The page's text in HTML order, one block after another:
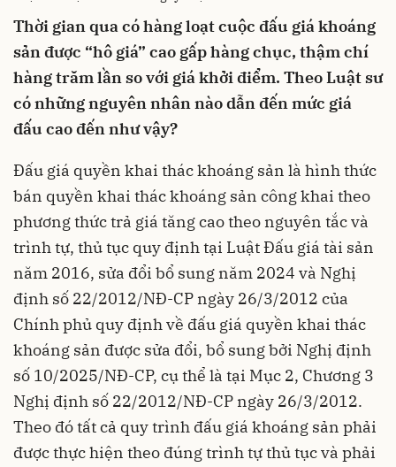
Thời gian qua có hàng loạt cuộc đấu giá khoáng
sản được “hô giá” cao gấp hàng chục, thậm chí
hàng trăm lần so với giá khởi điểm. TheoLuật sư
có những nguyên nhân nào dẫn đến mức giá
đấu cao đến như vậy?
Đấu giá quyền khai thác khoáng sản là hình thức
bán quyền khai thác khoáng sản công khai theo
phương thức trả giá tăng cao theo nguyên tắc và
trình tự, thủ tục quy định tại Luật Đấu giá tài sản
năm 2016, sửa đổi bổ sung năm 2024 và Nghị
định số 22/2012/NĐ-CP ngày 26/3/2012 của
Chính phủ quy định về đấu giá quyền khai thác
khoáng sản được sửa đổi, bổ sung bởi Nghị định
số 10/2025/NĐ-CP, cụ thể là tại Mục 2, Chương 3
Nghị định số 22/2012/NĐ-CP ngày 26/3/2012.
Theo đó tất cả quy trình đấu giá khoáng sản phải
được thực hiện theo đúng trình tự thủ tục và phải